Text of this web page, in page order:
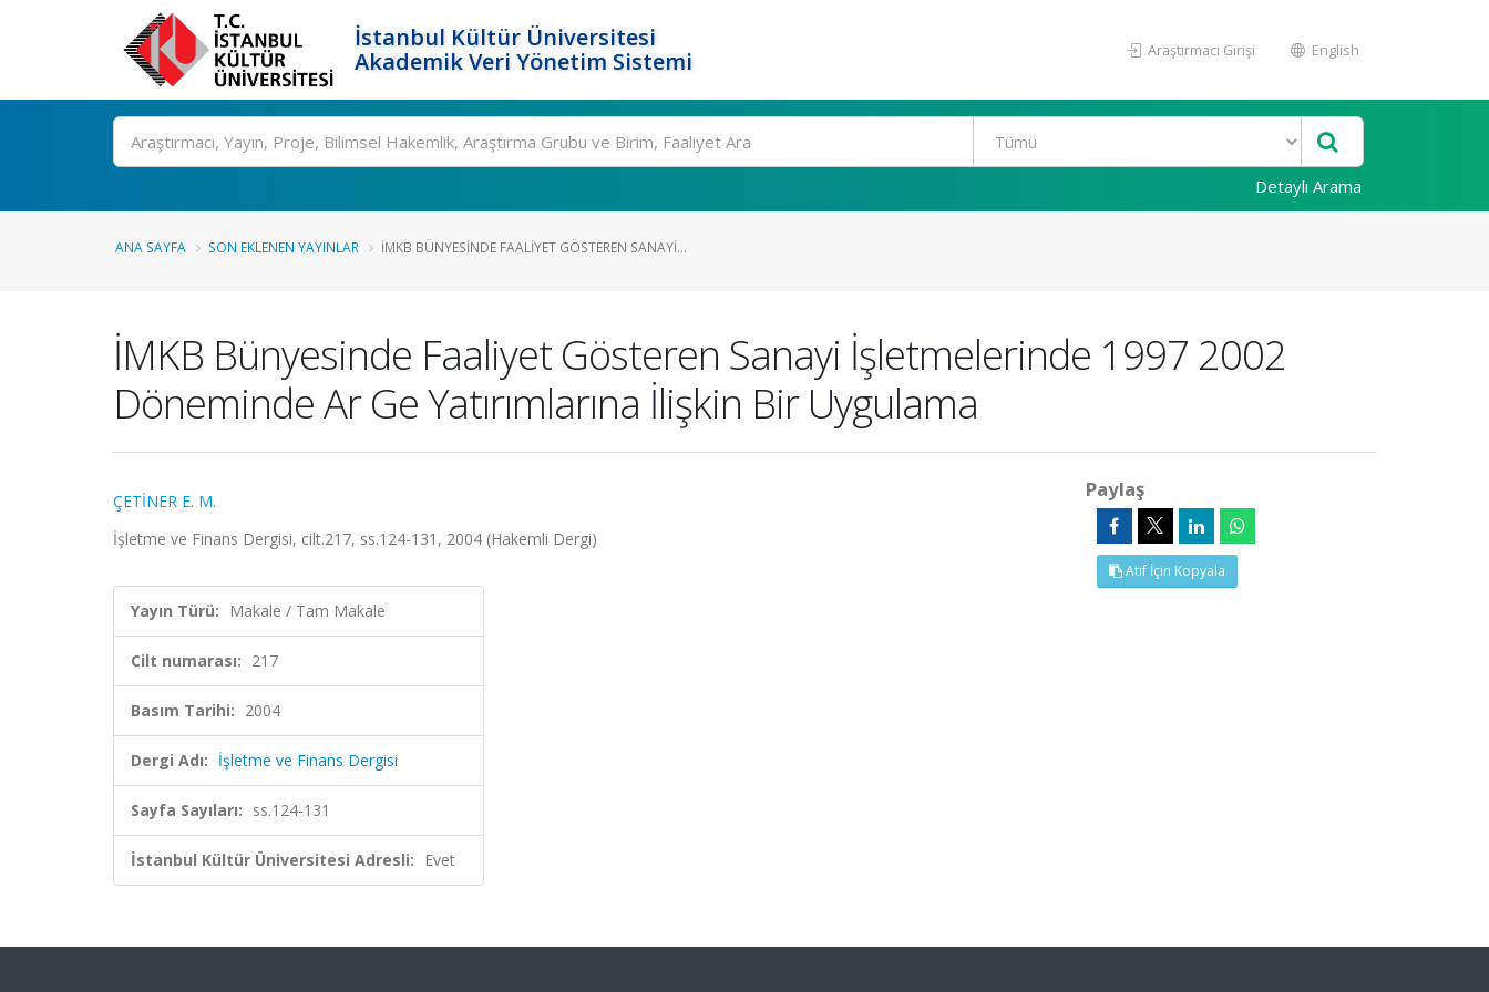
İstanbul Kültür Üniversitesi
Akademik Veri Yönetim Sistemi
Araştırmacı Girişi English
Ara
Detaylı Arama
ANA SAYFA SON EKLENEN YAYINLAR İMKB BÜNYESINDE FAALIYET GÖSTEREN SANAYI...
İMKB Bünyesinde Faaliyet Gösteren Sanayi İşletmelerinde 1997 2002
Döneminde Ar Ge Yatırımlarına İlişkin Bir Uygulama
ÇETİNER E. M.
İşletme ve Finans Dergisi, cilt.217, ss.124-131, 2004 (Hakemli Dergi)
Yayın Türü: Makale / Tam Makale
Cilt numarası: 217
Basım Tarihi: 2004
Dergi Adı: İşletme ve Finans Dergisi
Sayfa Sayıları: ss.124-131
İstanbul Kültür Üniversitesi Adresli: Evet
Paylaş
Atıf İçin Kopyala